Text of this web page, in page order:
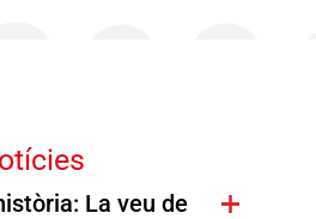
La veu de